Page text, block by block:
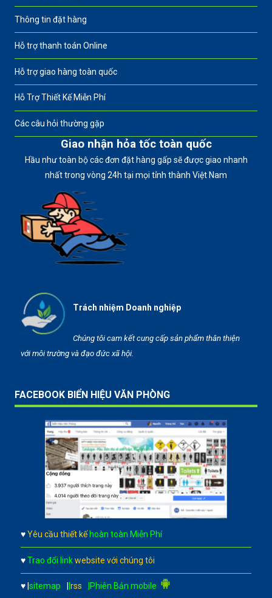
Thông tin đặt hàng
Hỗ trợ thanh toán Online
Hỗ trợ giao hàng toàn quốc
Hỗ Trợ Thiết Kế Miễn Phí
Các câu hỏi thường gặp
Giao nhận hỏa tốc toàn quốc
Hầu như toàn bộ các đơn đặt hàng gấp sẽ được giao nhanh
nhất trong vòng 24h tại mọi tỉnh thành Việt Nam
Trách nhiệm Doanh nghiệp
Chúng tôi cam kết cung cấp sản phẩm thân thiện
với môi trường và đạo đức xã hội.
FACEBOOK BIỂN HIỆU VĂN PHÒNG
♥ Yêu cầu thiết kế hoàn toàn Miễn Phí
♥ Trao đổi link website với chúng tôi
♥ |sitemap |rss |Phiên Bản mobile